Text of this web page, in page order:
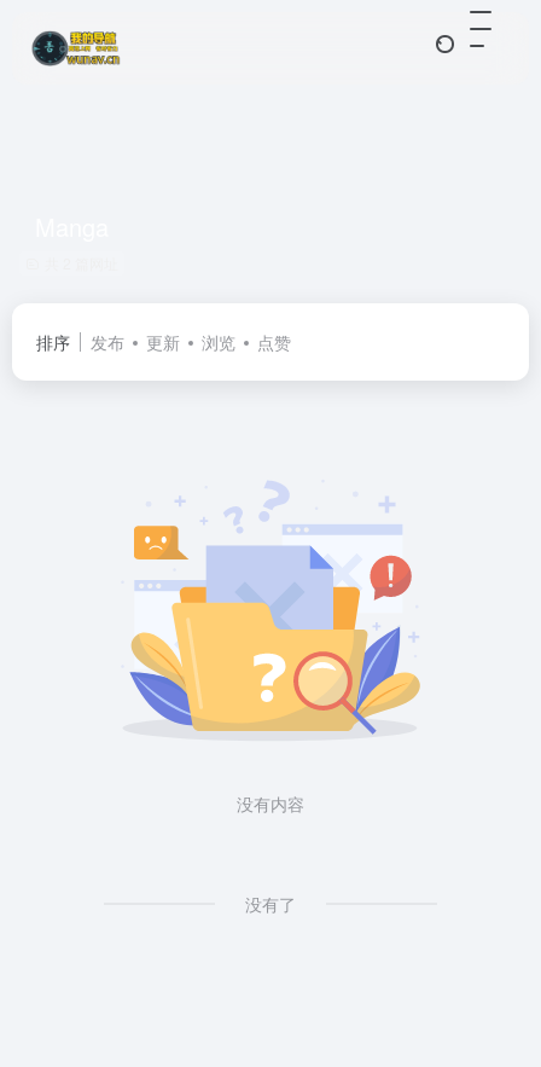
排序 发布 更新 浏览 点赞
没有内容
没有了